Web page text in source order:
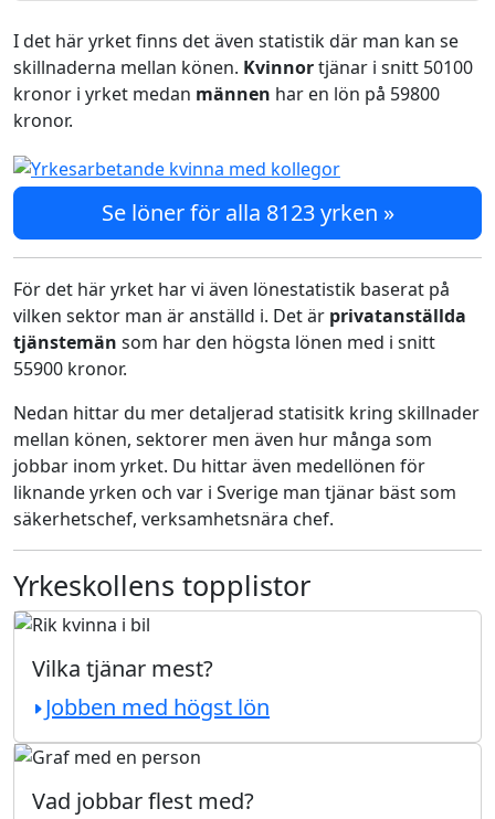
I det här yrket finns det även statistik där man kan se
skillnaderna mellan könen. Kvinnortjänar i snitt 50100
kronor i yrket medan männen har en lön på 59800
kronor.
Se löner för alla 8123 yrken »
För det här yrket har vi även lönestatistik baserat på
vilken sektor man är anställd i. Det är privatanställda
tjänstemän som har den högsta lönen med i snitt
55900 kronor.
Nedan hittar du mer detaljerad statisitk kring skillnader
mellan könen, sektorer men även hur många som
jobbar inom yrket. Du hittar även medellönen för
liknande yrken och var i Sverige man tjänar bäst som
säkerhetschef, verksamhetsnära chef.
Yrkeskollens topplistor
Vilka tjänar mest?
Jobben med högst lön
Vad jobbar flest med?